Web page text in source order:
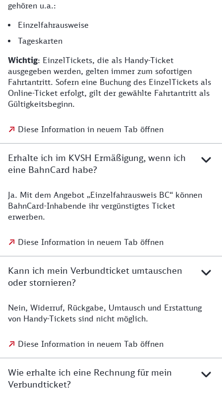
gehören u.a.:
Einzelfahrausweise
Tageskarten
Wichtig: EinzelTickets, die als Handy-Ticket
ausgegeben werden, gelten immer zum sofortigen
Fahrtantritt. Sofern eine Buchung des EinzelTickets als
Online-Ticket erfolgt, gilt der gewählte Fahrtantritt als
Gültigkeitsbeginn.
Diese Information in neuem Tab öffnen
Erhalte ich im KVSH Ermäßigung, wenn ich
eine BahnCard habe?
Ja. Mit dem Angebot „Einzelfahrausweis BC“ können
BahnCard-Inhabende ihr vergünstigtes Ticket
erwerben.
Diese Information in neuem Tab öffnen
Kann ich mein Verbundticket umtauschen
oder stornieren?
Nein, Widerruf, Rückgabe, Umtausch und Erstattung
von Handy-Tickets sind nicht möglich.
Diese Information in neuem Tab öffnen
Wie erhalte ich eine Rechnung für mein
Verbundticket?